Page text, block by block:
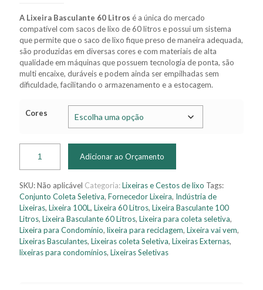
A Lixeira Basculante 60 Litros é a única do mercado
compatível com sacos de lixo de 60 litros e possui um sistema
que permite que o saco de lixo fique preso de maneira adequada,
são produzidas em diversas cores e com materiais de alta
qualidade em máquinas que possuem tecnologia de ponta, são
multi encaixe, duráveis e podem ainda ser empilhadas sem
dificuldade, facilitando o armazenamento e a estocagem.
Cores
Adicionar ao Orçamento
SKU:Não aplicável Categoria:Lixeiras e Cestos de lixo Tags:
Conjunto Coleta Seletiva, Fornecedor Lixeira, Indústria de
Lixeiras, Lixeira 100L, Lixeira 60 Litros, Lixeira Basculante 100
Litros, Lixeira Basculante 60 Litros, Lixeira para coleta seletiva,
Lixeira para Condomínio, lixeira para reciclagem, Lixeira vai vem,
Lixeiras Basculantes, Lixeiras coleta Seletiva, Lixeiras Externas,
lixeiras para condomínios, Lixeiras Seletivas